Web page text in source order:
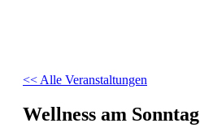
<< Alle Veranstaltungen
Wellness am Sonntag